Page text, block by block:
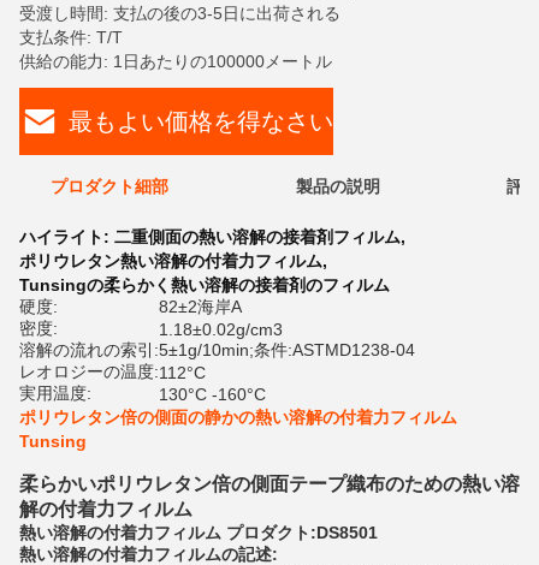
受渡し時間: 支払の後の3-5日に出荷される
支払条件: T/T
供給の能力: 1日あたりの100000メートル
最もよい価格を得なさい
プロダクト細部 製品の説明 評
ハイライト: 二重側面の熱い溶解の接着剤フィルム,
ポリウレタン熱い溶解の付着力フィルム,
Tunsingの柔らかく熱い溶解の接着剤のフィルム
硬度:
82±2海岸A
密度:
1.18±0.02g/cm3
溶解の流れの索引:5±1g/10min;条件:ASTMD1238-04
レオロジーの温度:112°C
実用温度:
130°C -160°C
ポリウレタン倍の側面の静かの熱い溶解の付着力フィルム
Tunsing
柔らかいポリウレタン倍の側面テープ織布のための熱い溶
解の付着力フィルム
熱い溶解の付着力フィルム プロダクト:DS8501
熱い溶解の付着力フィルムの記述: